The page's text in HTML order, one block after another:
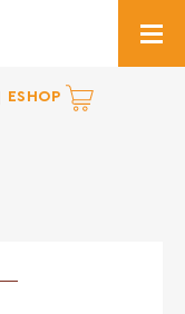
ESHOP